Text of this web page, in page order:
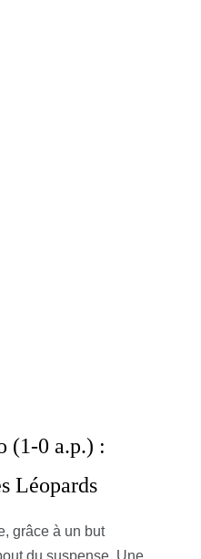
(1-0 a.p.) :
Léopards
grâce à un but
du suspense. Une